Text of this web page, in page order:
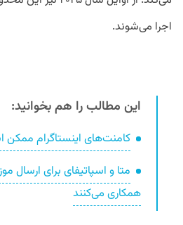
اجرا می‌شوند.
این مطالب را هم بخوانید:
کامنت‌های اینستاگرام ممکن
متا و اسپاتیفای برای ارسال
همکاری می‌کنند